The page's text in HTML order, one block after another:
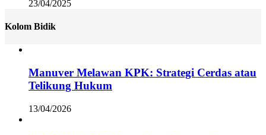
23/04/2025
Kolom Bidik
Manuver Melawan KPK: Strategi Cerdas atau
Telikung Hukum
13/04/2026